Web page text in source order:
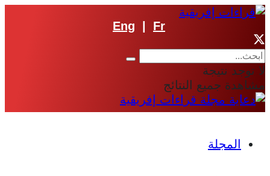
Eng Fr
لا توجد نتيجة
مشاهدة جميع النتائج
المجلة